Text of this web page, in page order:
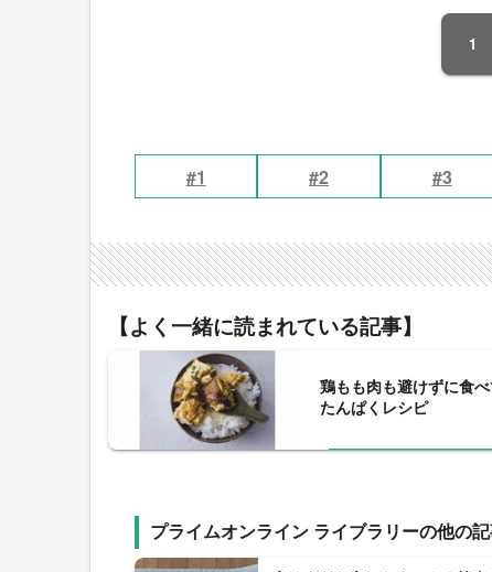
1
#1 #2 #3
【よく一緒に読まれている記事】
鶏もも肉も避けずに食
たんぱくレシピ
プライムオンライン ライブラリーの他の